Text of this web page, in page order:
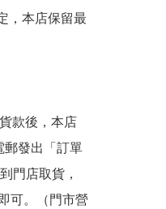
，本店保留最
款後，本店
郵發出「訂單
門店取貨，
可。（門市營